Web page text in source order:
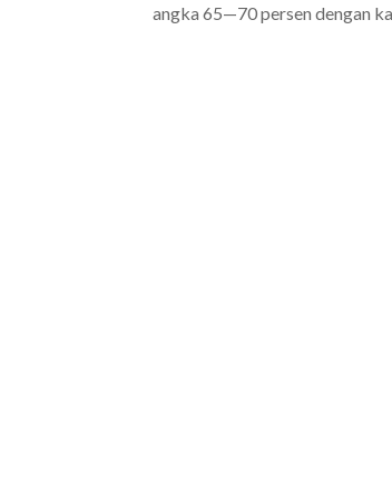
angka 65—70 persen dengan